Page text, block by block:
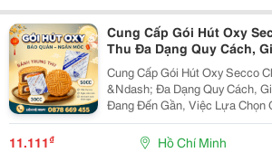
Cung Cấp Gói Hút Oxy
Thu Đa Dạng Quy Cách,
Cung Cấp Gói Hút Oxy Secco
&Ndash; Đa Dạng Quy Cách, Giá Tốt Mùa
Đang Đến Gần, Việc Lựa Chọn
Yếu Tố Quan Trọng Giúp Hỗ
Quá Trình Lưu Kho Và Vận Chuyển. Thịnh
Chuyên...
11.111₫ Hồ Chí Minh